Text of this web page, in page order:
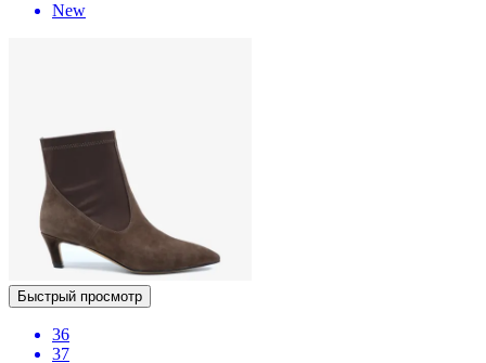
New
Быстрый просмотр
36
37